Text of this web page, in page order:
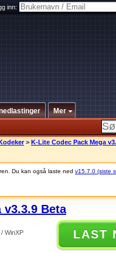
inn:
Mer
> K-Lite Codec Pack Mega
Du kan også laste ned v15.7.0 (siste
v3.3.9 Beta
WinXP LAST